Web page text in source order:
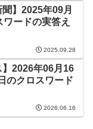
聞】2025年09月
ードの実答え
2025.09.28
】2026年06月16
クロスワード
2026.06.16